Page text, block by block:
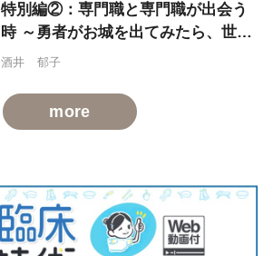
特別編②：専門職と専門職が出会う
時 ～勇者がお城を出てみたら、世界
はお城だらけでした
酒井 郁子
more